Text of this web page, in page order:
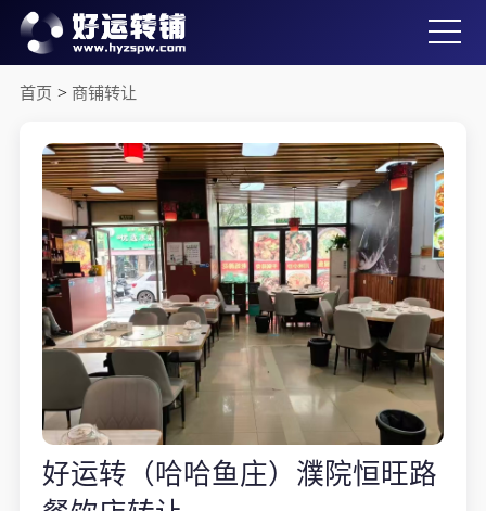
首页 > 商铺转让
好运转（哈哈鱼庄）濮院恒旺路